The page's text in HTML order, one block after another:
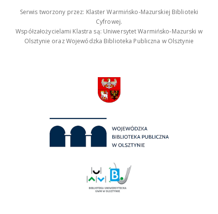
Serwis tworzony przez: Klaster Warmińsko-Mazurskiej Biblioteki
Cyfrowej.
Współzałożycielami Klastra są: Uniwersytet Warmińsko-Mazurski w
Olsztynie oraz Wojewódzka Biblioteka Publiczna w Olsztynie